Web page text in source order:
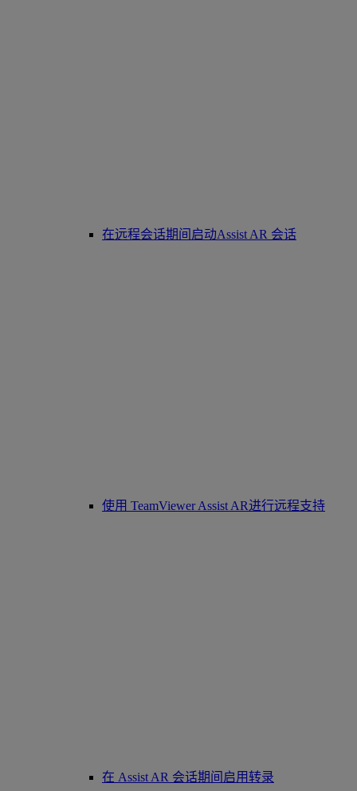
在远程会话期间启动Assist AR 会话
使用 TeamViewer Assist AR进行远程支持
在 Assist AR 会话期间启用转录